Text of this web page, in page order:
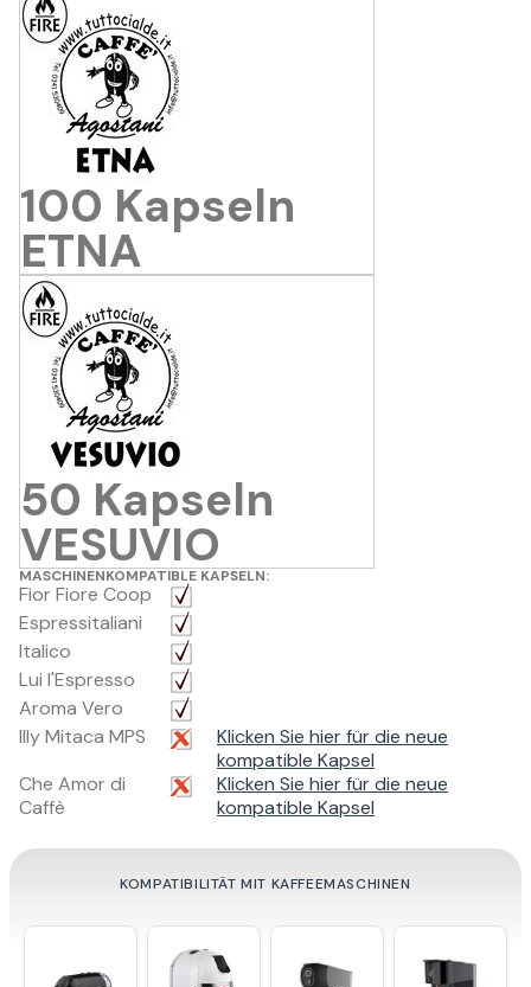
100 Kapseln
ETNA
50 Kapseln
VESUVIO
MASCHINENKOMPATIBLE KAPSELN:
Fior Fiore Coop
Espressitaliani
Italico
Lui l'Espresso
Aroma Vero
Illy Mitaca MPS
Klicken Sie hier für die neue
kompatible Kapsel
Che Amor di
Caffè
Klicken Sie hier für die neue
kompatible Kapsel
KOMPATIBILITÄT MIT KAFFEEMASCHINEN